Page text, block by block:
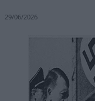
29/06/2026